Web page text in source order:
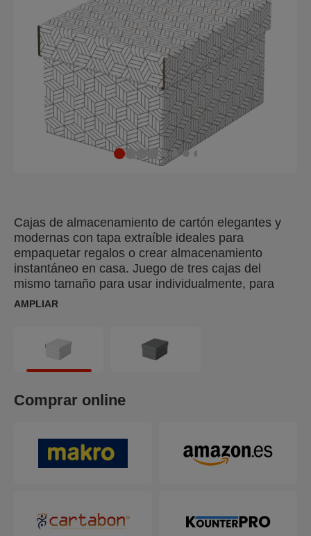
Cajas de almacenamiento de cartón elegantes y
modernas con tapa extraíble ideales para
empaquetar regalos o crear almacenamiento
instantáneo en casa. Juego de tres cajas del
mismo tamaño para usar individualmente, para
guardar cosas en estantes o crear espacios de
pequeños como fotografías y documentos
personales. ¡Añádele un poco de cinta y úsala
para empaquetar un regalo! Una vez abierto, el
destinatario puede reutilizarlo para almacenar
artículos en el hogar, así que tienes 2 regalos en
reciclado y 100% reciclable, certificado FSC. La
superficie, que se limpia con un paño, tiene un
acabado con un diseño geométrico de dos colores
y es rápido y fácil de montar. Los lados se pliegan
sobre sí mismos durante el montaje para
AMPLIAR
Comprar online